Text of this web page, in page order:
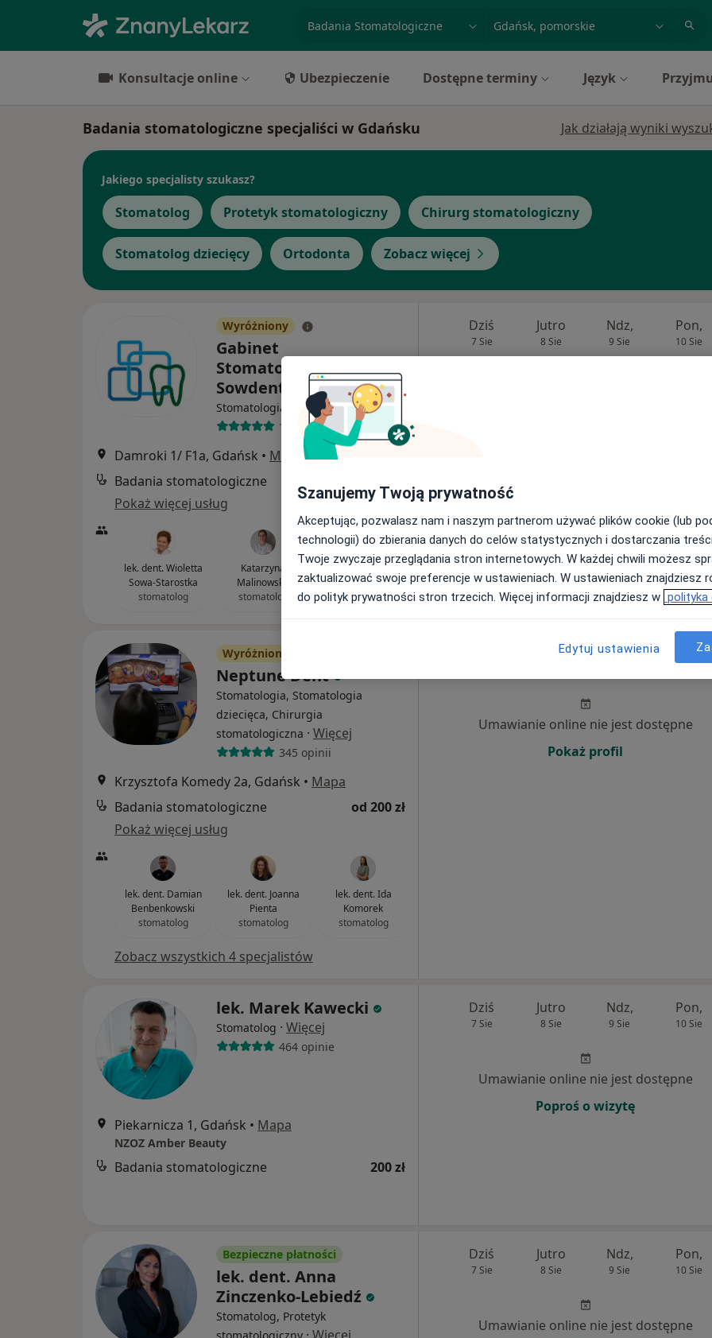
specjalizacja, badanie lub nazwiskomiasto lub dzielnica
Konsultacje online Ubezpieczenie Dostępne terminy Język
Badania stomatologiczne specjaliści w Gdańsku Jak działają wyniki
Jakiego specjalisty szukasz?
Stomatolog Protetyk stomatologiczny Chirurg stomatologiczny
Stomatolog dziecięcy Ortodonta Zobacz więcej
Wyróżniony
Gabinet
Stomatologiczny
Sowdent
Stomatologia
101 opinii
Damroki 1/ F1a, Gdańsk • Mapa
Badania stomatologiczne
Pokaż więcej usług
lek. dent. Wioletta
Sowa-Starostka
stomatolog
Katarzyna
Malinowska
stomatolog
Dziś
7 Sie
Jutro
8 Sie
Ndz,
9 Sie
Pon,
10 Sie
Wyróżniony
Neptune Dent
Stomatologia, Stomatologia
dziecięca, Chirurgia
stomatologiczna · Więcej
345 opinii
Krzysztofa Komedy 2a, Gdańsk • Mapa
Badania stomatologiczne
od 200 zł
Pokaż więcej usług
lek. dent. Damian
Benbenkowski
stomatolog
lek. dent. Joanna
Pienta
stomatolog
lek. dent. Ida
Komorek
stomatolog
Zobacz wszystkich 4 specjalistów
Jutro Ndz, Pon,
Umawianie online nie jest dostępne
Pokaż profil
lek. Marek Kawecki
Stomatolog · Więcej
464 opinie
Piekarnicza 1, Gdańsk • Mapa
NZOZ Amber Beauty
Badania stomatologiczne 200 zł
Dziś
7 Sie
Jutro
8 Sie
Ndz,
9 Sie
Pon,
10 Sie
Umawianie online nie jest dostępne
Poproś o wizytę
Bezpieczne płatności
lek. dent. Anna
Zinczenko-Lebiedź
Stomatolog, Protetyk
Dziś
7 Sie
Jutro
8 Sie
Ndz,
9 Sie
Pon,
10 Sie
Umawianie online nie jest dostępne
Szanujemy Twoją prywatność
Akceptując, pozwalasz nam i naszym partnerom używać plików cookie (lub
technologii) do zbierania danych do celów statystycznych i dostarczania
Twoje zwyczaje przeglądania stron internetowych. W każdej chwili możesz
zaktualizować swoje preferencje w ustawieniach. W ustawieniach znajdziesz
do polityk prywatności stron trzecich. Więcej informacji znajdziesz w polityka
Edytuj ustawienia